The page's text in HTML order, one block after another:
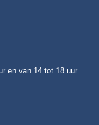
en van 14 tot 18 uur.